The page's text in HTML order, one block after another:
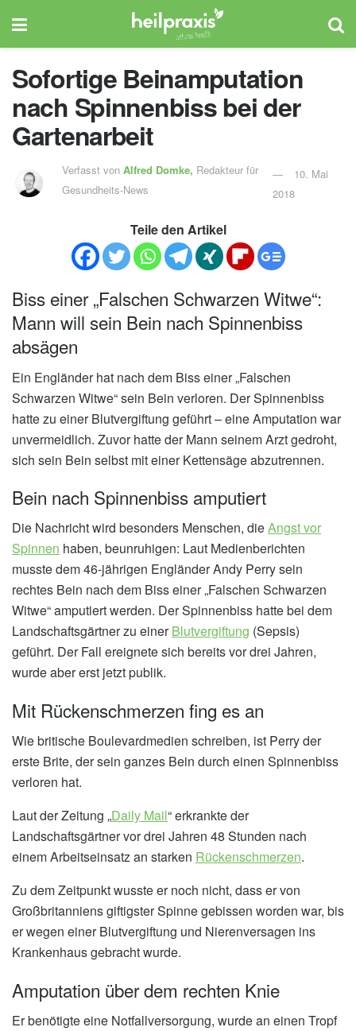
Sofortige Beinamputation
nach Spinnenbiss bei der
Gartenarbeit
Verfasst vonAlfred Domke, Redakteur für
Gesundheits-News
10. Mai
2018
Teile den Artikel
Biss einer „Falschen Schwarzen Witwe“:
Mann will sein Bein nach Spinnenbiss
absägen
Ein Engländer hat nach dem Biss einer „Falschen
Schwarzen Witwe“ sein Bein verloren. Der Spinnenbiss
hatte zu einer Blutvergiftung geführt – eine Amputation war
unvermeidlich. Zuvor hatte der Mann seinem Arzt gedroht,
sich sein Bein selbst mit einer Kettensäge abzutrennen.
Bein nach Spinnenbiss amputiert
Die Nachricht wird besonders Menschen, dieAngst vor
Spinnen haben, beunruhigen: Laut Medienberichten
musste dem 46-jährigen Engländer Andy Perry sein
rechtes Bein nach dem Biss einer „Falschen Schwarzen
Witwe“ amputiert werden. Der Spinnenbiss hatte bei dem
Landschaftsgärtner zu einerBlutvergiftung (Sepsis)
geführt. Der Fall ereignete sich bereits vor drei Jahren,
wurde aber erst jetzt publik.
Mit Rückenschmerzen fing es an
Wie britische Boulevardmedien schreiben, ist Perry der
erste Brite, der sein ganzes Bein durch einen Spinnenbiss
verloren hat.
Laut der Zeitung „Daily Mail“ erkrankte der
Landschaftsgärtner vor drei Jahren 48 Stunden nach
einem Arbeitseinsatz an starken Rückenschmerzen.
Zu dem Zeitpunkt wusste er noch nicht, dass er von
Großbritanniens giftigster Spinne gebissen worden war, bis
er wegen einer Blutvergiftung und Nierenversagen ins
Krankenhaus gebracht wurde.
Amputation über dem rechten Knie
Er benötigte eine Notfallversorgung, wurde an einen Tropf